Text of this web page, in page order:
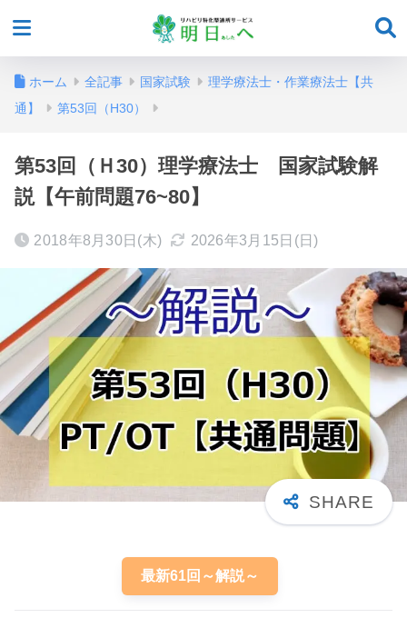
ホーム 全記事 国家試験
理学療法士・作業療法士【共
通】
第53回（H30）
第53回（Ｈ30）理学療法士 国家試験解
説【午前問題76~80】
2018年8月30日(木) 2026年3月15日(日)
最新61回～解説～